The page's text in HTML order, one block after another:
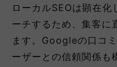
ローカルSEОは顕在化
ーチするため、集客に
ます。Googleの口コ
ーザーとの信頼関係も